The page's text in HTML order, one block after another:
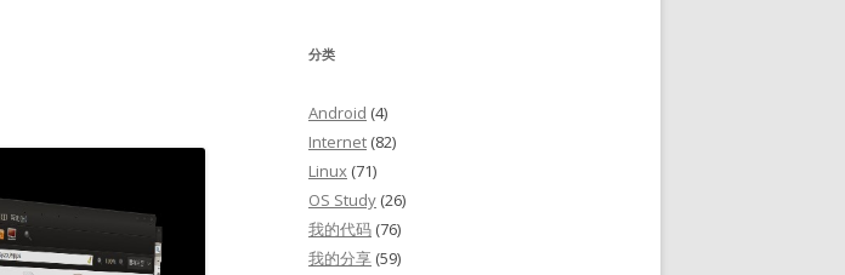
分类
Android (4)
Internet (82)
Linux (71)
OS Study (26)
我的代码 (76)
我的分享 (59)